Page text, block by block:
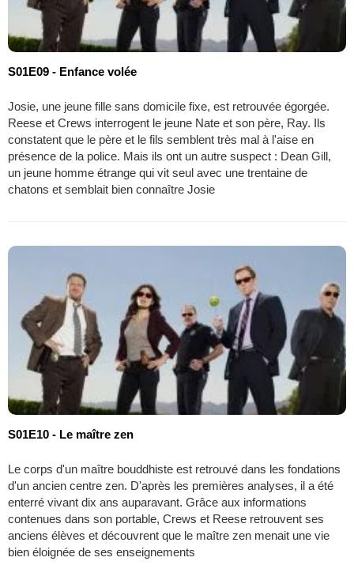
S01E09 - Enfance volée
Josie, une jeune fille sans domicile fixe, est retrouvée égorgée.
Reese et Crews interrogent le jeune Nate et son père, Ray. Ils
constatent que le père et le fils semblent très mal à l'aise en
présence de la police. Mais ils ont un autre suspect : Dean Gill,
un jeune homme étrange qui vit seul avec une trentaine de
chatons et semblait bien connaître Josie
S01E10 - Le maître zen
Le corps d'un maître bouddhiste est retrouvé dans les fondations
d'un ancien centre zen. D'après les premières analyses, il a été
enterré vivant dix ans auparavant. Grâce aux informations
contenues dans son portable, Crews et Reese retrouvent ses
anciens élèves et découvrent que le maître zen menait une vie
bien éloignée de ses enseignements